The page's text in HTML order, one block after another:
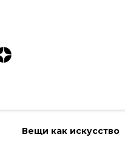
Вещи как искусство